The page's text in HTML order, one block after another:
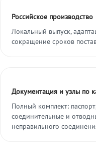
Российское производство
Локальный выпуск,
сокращение сроков
Документация и узлы по
Полный комплект:
соединительные и
неправильного